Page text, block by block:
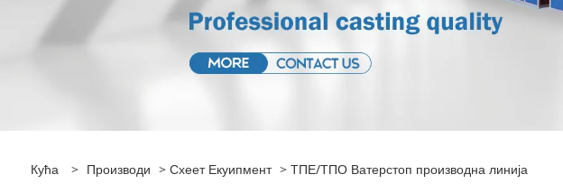
Кућа > Производи > Схеет Екуипмент > ТПЕ/ТПО Ватерстоп производна линија